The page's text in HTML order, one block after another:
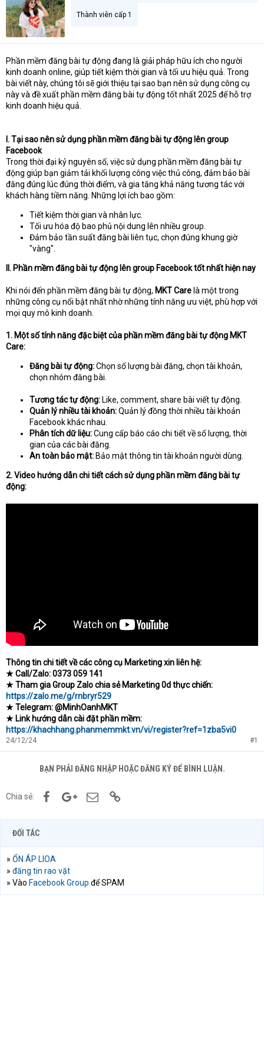
Thành viên cấp 1
Phần mềm đăng bài tự động đang là giải pháp hữu ích cho người
kinh doanh online, giúp tiết kiệm thời gian và tối ưu hiệu quả. Trong
bài viết này, chúng tôi sẽ giới thiệu tại sao bạn nên sử dụng công cụ
này và đề xuất phần mềm đăng bài tự động tốt nhất 2025 để hỗ trợ
kinh doanh hiệu quả.
I. Tại sao nên sử dụng phần mềm đăng bài tự động lên group
Facebook
Trong thời đại kỷ nguyên số, việc sử dụng phần mềm đăng bài tự
động giúp bạn giảm tải khối lượng công việc thủ công, đảm bảo bài
đăng đúng lúc đúng thời điểm, và gia tăng khả năng tương tác với
khách hàng tiềm năng. Những lợi ích bao gồm:
Tiết kiệm thời gian và nhân lực.
Tối ưu hóa độ bao phủ nội dung lên nhiều group.
Đảm bảo tần suất đăng bài liên tục, chọn đúng khung giờ
"vàng".
II. Phần mềm đăng bài tự động lên group Facebook tốt nhất hiện nay
Khi nói đến phần mềm đăng bài tự động, MKT Care là một trong
những công cụ nổi bật nhất nhờ những tính năng ưu việt, phù hợp với
mọi quy mô kinh doanh.
1. Một số tính năng đặc biệt của phần mềm đăng bài tự động MKT
Care:
Đăng bài tự động:Chọn số lượng bài đăng, chọn tài khoản,
chọn nhóm đăng bài.
Tương tác tự động: Like, comment, share bài viết tự động.
Quản lý nhiều tài khoản:Quản lý đồng thời nhiều tài khoản
Facebook khác nhau.
Phân tích dữ liệu:Cung cấp báo cáo chi tiết về số lượng, thời
gian của các bài đăng.
An toàn bảo mật: Bảo mật thông tin tài khoản người dùng.
2. Video hướng dẫn chi tiết cách sử dụng phần mềm đăng bài tự
động:
Thông tin chi tiết về các công cụ Marketing xin liên hệ:
★ Call/Zalo: 0373 059 141
★ Tham gia Group Zalo chia sẻ Marketing 0d thực chiến:
https://zalo.me/g/rnbryr529
★ Telegram: @MinhOanhMKT
★ Link hướng dẫn cài đặt phần mềm:
https://khachhang.phanmemmkt.vn/vi/register?ref=1zba5vi0
24/12/24 #1
BẠN PHẢI ĐĂNG NHẬP HOẶC ĐĂNG KÝ ĐỂ BÌNH LUẬN.
Chia sẻ: FacebookGoogle+Email
ĐỐI TÁC
» ỔN ÁP LIOA
» đăng tin rao vặt
» Vào Facebook Group để SPAM